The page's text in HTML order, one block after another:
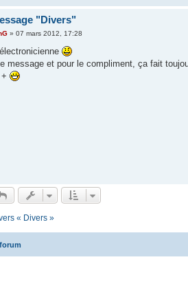
"Divers"
» 07 mars 2012, 17:28
message et pour le compliment, ça fait
« Divers »